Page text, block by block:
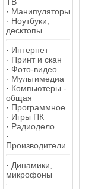
· Манипуляторы
· Ноутбуки,
десктопы
· Интернет
· Принт и скан
· Фото-видео
· Мультимедиа
· Компьютеры -
общая
· Программное
· Игры ПК
· Радиодело
·
Производители
· Динамики,
микрофоны